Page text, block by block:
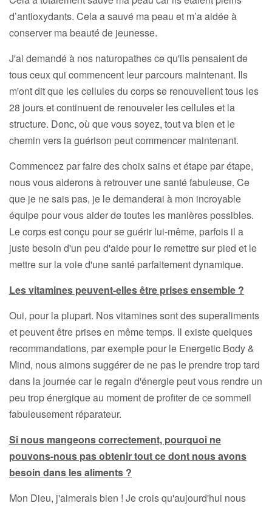
d’antioxydants. Cela a sauvé ma peau et m’a aidée à
conserver ma beauté de jeunesse.
J'ai demandé à nos naturopathes ce qu'ils pensaient de
tous ceux qui commencent leur parcours maintenant. Ils
m'ont dit que les cellules du corps se renouvellent tous les
28 jours et continuent de renouveler les cellules et la
structure. Donc, où que vous soyez, tout va bien et le
chemin vers la guérison peut commencer maintenant.
Commencez par faire des choix sains et étape par étape,
nous vous aiderons à retrouver une santé fabuleuse. Ce
que je ne sais pas, je le demanderai à mon incroyable
équipe pour vous aider de toutes les manières possibles.
Le corps est conçu pour se guérir lui-même, parfois il a
juste besoin d'un peu d'aide pour le remettre sur pied et le
mettre sur la voie d'une santé parfaitement dynamique.
Les vitamines peuvent-elles être prises ensemble ?
Oui, pour la plupart. Nos vitamines sont des superaliments
et peuvent être prises en même temps. Il existe quelques
recommandations, par exemple pour le Energetic Body &
Mind, nous aimons suggérer de ne pas le prendre trop tard
dans la journée car le regain d'énergie peut vous rendre un
peu trop énergique au moment de profiter de ce sommeil
fabuleusement réparateur.
Si nous mangeons correctement, pourquoi ne
pouvons-nous pas obtenir tout ce dont nous avons
besoin dans les aliments ?
Mon Dieu, j'aimerais bien ! Je crois qu'aujourd'hui nous